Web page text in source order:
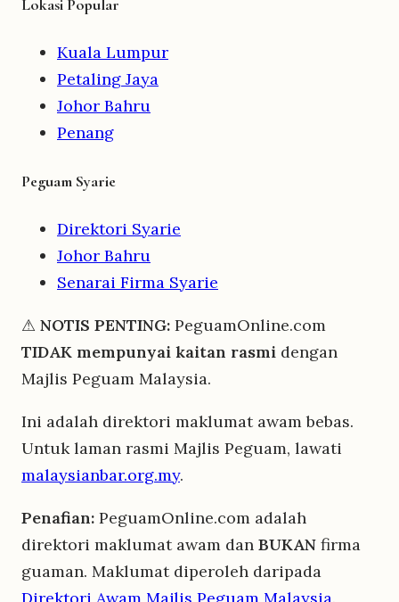
Lokasi Popular
Kuala Lumpur
Petaling Jaya
Johor Bahru
Penang
Peguam Syarie
Direktori Syarie
Johor Bahru
Senarai Firma Syarie
⚠ NOTIS PENTING: PeguamOnline.com
TIDAK mempunyai kaitan rasmi dengan
Majlis Peguam Malaysia.
Ini adalah direktori maklumat awam bebas.
Untuk laman rasmi Majlis Peguam, lawati
malaysianbar.org.my.
Penafian: PeguamOnline.com adalah
direktori maklumat awam dan BUKAN firma
guaman. Maklumat diperoleh daripada
Direktori Awam Majlis Peguam Malaysia